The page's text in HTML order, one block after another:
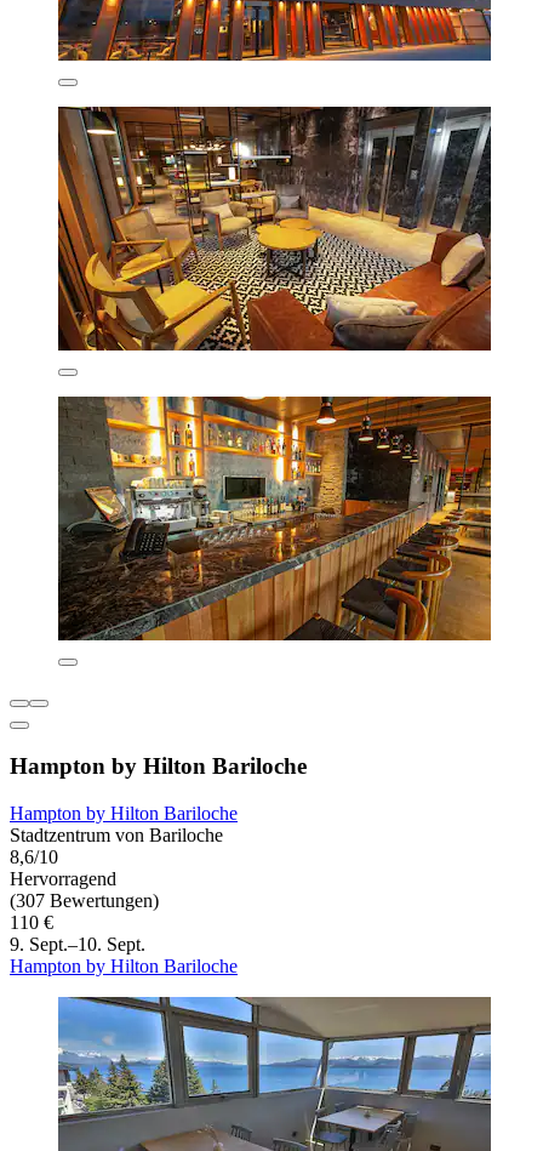
Hampton by Hilton Bariloche
Hampton by Hilton Bariloche
Stadtzentrum von Bariloche
8,6/10
Hervorragend
(307 Bewertungen)
110 €
9. Sept.–10. Sept.
Hampton by Hilton Bariloche